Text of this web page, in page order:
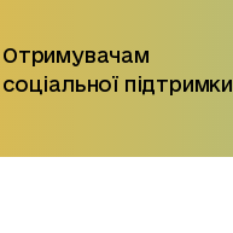
Отримувачам
соціальної підтримки